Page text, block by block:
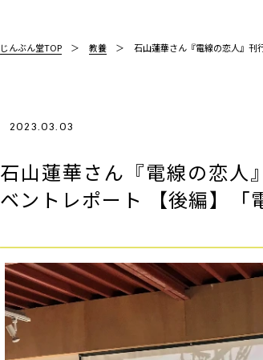
じんぶん堂TOP 教養 石山蓮華さん『電線の恋人』刊
2023.03.03
石山蓮華さん『電線の恋人
ベントレポート 【後編】――